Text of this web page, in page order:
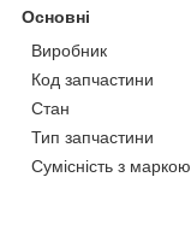
Основні
Виробник
Код запчастини
Стан
Тип запчастини
Сумісність з маркою